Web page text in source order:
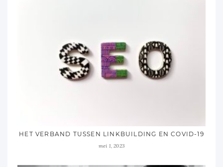
HET VERBAND TUSSEN LINKBUILDING EN COVID-19
mei 1, 2023